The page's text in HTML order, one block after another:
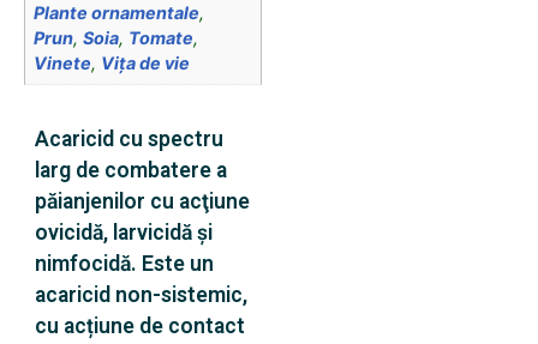
Plante ornamentale,
Prun,Soia, Tomate,
Vinete, Viţa de vie
Acaricid cu spectru
larg de combatere a
păianjenilor cu acţiune
ovicidă, larvicidă şi
nimfocidă. Este un
acaricid non-sistemic,
cu acțiune de contact